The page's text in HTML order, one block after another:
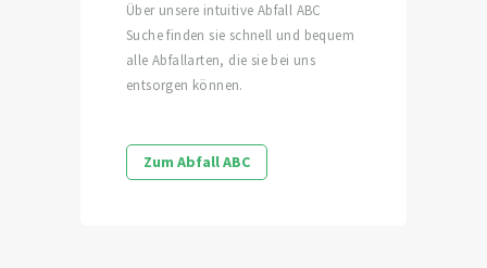
Über unsere intuitive Abfall ABC
Suche finden sie schnell und bequem
alle Abfallarten, die sie bei uns
entsorgen können.
Zum Abfall ABC